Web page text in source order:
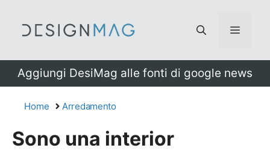
Menu
Aggiungi DesiMag alle fonti di google news
Home Arredamento
Sono una interior